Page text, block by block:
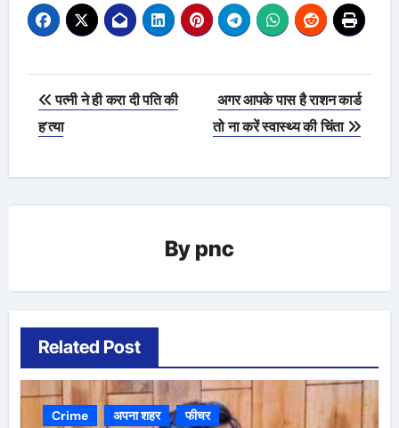
Post
navigation
पत्नी ने ही करा दी पति की
ह’त्या
अगर आपके पास है राशन कार्ड
तो ना करें स्वास्थ्य की चिंता
By pnc
Related Post
Crime अपना शहर फीचर